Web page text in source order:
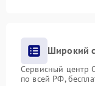
Широкий
Сервисный центр
по всей РФ,